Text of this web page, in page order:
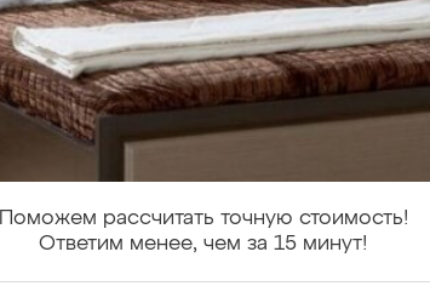
Поможем рассчитать точную стоимость!
Ответим менее, чем за 15 минут!